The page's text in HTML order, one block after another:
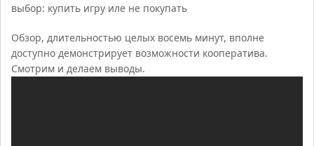
выбор: купить игру иле не покупать
Обзор, длительностью целых восемь минут, вполне
доступно демонстрирует возможности кооператива.
Смотрим и делаем выводы.